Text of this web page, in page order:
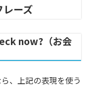
レーズ
now?（お会
、上記の表現を使う